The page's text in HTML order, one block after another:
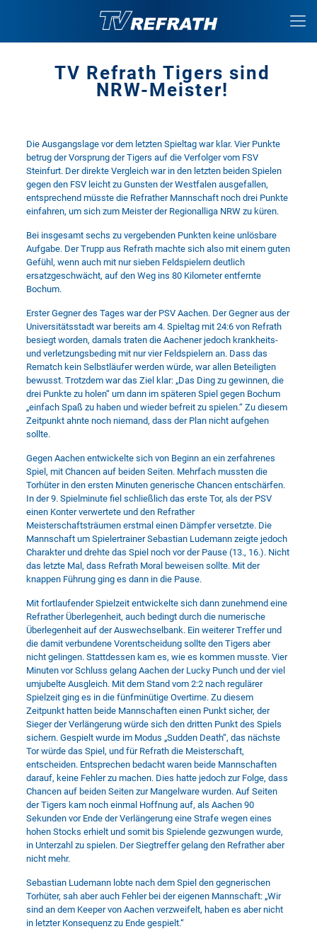
TV Refrath Tigers sind
NRW-Meister!
Die Ausgangslage vor dem letzten Spieltag war klar. Vier Punkte
betrug der Vorsprung der Tigers auf die Verfolger vom FSV
Steinfurt. Der direkte Vergleich war in den letzten beiden Spielen
gegen den FSV leicht zu Gunsten der Westfalen ausgefallen,
entsprechend müsste die Refrather Mannschaft noch drei Punkte
einfahren, um sich zum Meister der Regionalliga NRW zu küren.
Bei insgesamt sechs zu vergebenden Punkten keine unlösbare
Aufgabe. Der Trupp aus Refrath machte sich also mit einem guten
Gefühl, wenn auch mit nur sieben Feldspielern deutlich
ersatzgeschwächt, auf den Weg ins 80 Kilometer entfernte
Bochum.
Erster Gegner des Tages war der PSV Aachen. Der Gegner aus der
Universitätsstadt war bereits am 4. Spieltag mit 24:6 von Refrath
besiegt worden, damals traten die Aachener jedoch krankheits-
und verletzungsbeding mit nur vier Feldspielern an. Dass das
Rematch kein Selbstläufer werden würde, war allen Beteiligten
bewusst. Trotzdem war das Ziel klar: „Das Ding zu gewinnen, die
drei Punkte zu holen“ um dann im späteren Spiel gegen Bochum
„einfach Spaß zu haben und wieder befreit zu spielen.“ Zu diesem
Zeitpunkt ahnte noch niemand, dass der Plan nicht aufgehen
sollte.
Gegen Aachen entwickelte sich von Beginn an ein zerfahrenes
Spiel, mit Chancen auf beiden Seiten. Mehrfach mussten die
Torhüter in den ersten Minuten generische Chancen entschärfen.
In der 9. Spielminute fiel schließlich das erste Tor, als der PSV
einen Konter verwertete und den Refrather
Meisterschaftsträumen erstmal einen Dämpfer versetzte. Die
Mannschaft um Spielertrainer Sebastian Ludemann zeigte jedoch
Charakter und drehte das Spiel noch vor der Pause (13., 16.). Nicht
das letzte Mal, dass Refrath Moral beweisen sollte. Mit der
knappen Führung ging es dann in die Pause.
Mit fortlaufender Spielzeit entwickelte sich dann zunehmend eine
Refrather Überlegenheit, auch bedingt durch die numerische
Überlegenheit auf der Auswechselbank. Ein weiterer Treffer und
die damit verbundene Vorentscheidung sollte den Tigers aber
nicht gelingen. Stattdessen kam es, wie es kommen musste. Vier
Minuten vor Schluss gelang Aachen der Lucky Punch und der viel
umjubelte Ausgleich. Mit dem Stand vom 2:2 nach regulärer
Spielzeit ging es in die fünfminütige Overtime. Zu diesem
Zeitpunkt hatten beide Mannschaften einen Punkt sicher, der
Sieger der Verlängerung würde sich den dritten Punkt des Spiels
sichern. Gespielt wurde im Modus „Sudden Death“, das nächste
Tor würde das Spiel, und für Refrath die Meisterschaft,
entscheiden. Entsprechen bedacht waren beide Mannschaften
darauf, keine Fehler zu machen. Dies hatte jedoch zur Folge, dass
Chancen auf beiden Seiten zur Mangelware wurden. Auf Seiten
der Tigers kam noch einmal Hoffnung auf, als Aachen 90
Sekunden vor Ende der Verlängerung eine Strafe wegen eines
hohen Stocks erhielt und somit bis Spielende gezwungen wurde,
in Unterzahl zu spielen. Der Siegtreffer gelang den Refrather aber
nicht mehr.
Sebastian Ludemann lobte nach dem Spiel den gegnerischen
Torhüter, sah aber auch Fehler bei der eigenen Mannschaft: „Wir
sind an dem Keeper von Aachen verzweifelt, haben es aber nicht
in letzter Konsequenz zu Ende gespielt.“